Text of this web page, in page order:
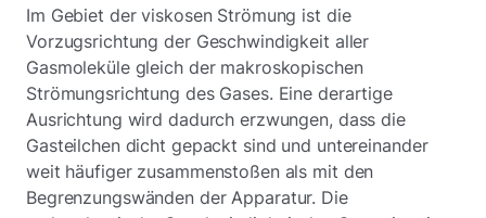
Im Gebiet der viskosen Strömung ist die
Vorzugsrichtung der Geschwindigkeit aller
Gasmoleküle gleich der makroskopischen
Strömungsrichtung des Gases. Eine derartige
Ausrichtung wird dadurch erzwungen, dass die
Gasteilchen dicht gepackt sind und untereinander
weit häufiger zusammenstoßen als mit den
Begrenzungswänden der Apparatur. Die